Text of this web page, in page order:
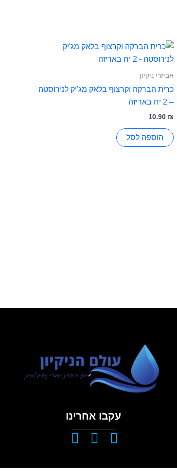
אביזרי ניקיון
כרית הברקה וקרצוף בלאק מג'יק לנירוסטה
– 2 יח באריזה
10.90 ₪
הוספה לסל
עקבו אחרינו